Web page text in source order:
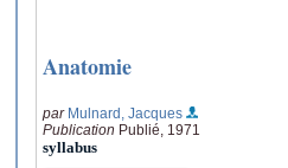
Anatomie
par Mulnard, Jacques
Publication Publié, 1971
syllabus